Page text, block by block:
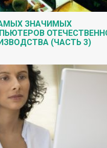
ЗНАЧИМЫХ
(ЧАСТЬ 3)